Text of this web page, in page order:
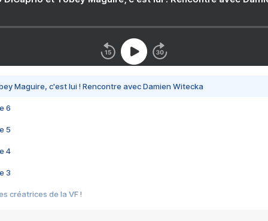
Maguire, c'est lui ! Rencontre avec Damien Witecka
6
5
4
3
créatrices de la VF !